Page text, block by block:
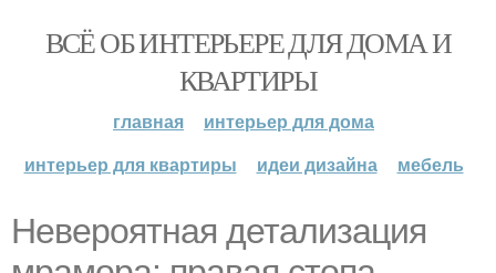
ВСЁ ОБ ИНТЕРЬЕРЕ ДЛЯ ДОМА И
КВАРТИРЫ
главная
интерьер для дома
интерьер для квартиры
идеи дизайна мебель
Невероятная детализация